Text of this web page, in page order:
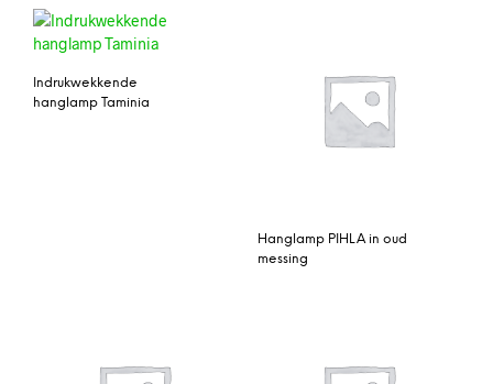
Indrukwekkende
hanglamp Taminia
Hanglamp PIHLA in oud
messing